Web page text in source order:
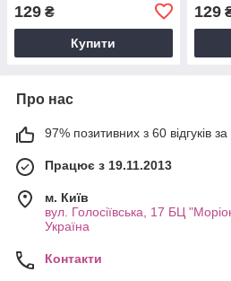
129 ₴
Купити
129
Про нас
97% позитивних з 60 відгуків за
Працює з 19.11.2013
м. Київ
вул. Голосіївська, 17 БЦ
Україна
Контакти